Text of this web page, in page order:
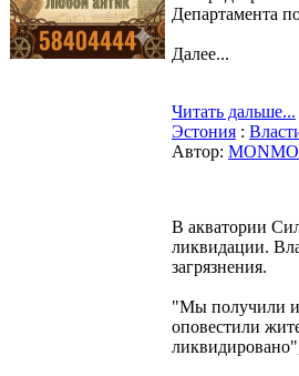
Департамента
Далее...
Читать дальше...
Эстония :
Автор:
В акватории
ликвидации.
загрязнения.
"Мы получили
оповестили